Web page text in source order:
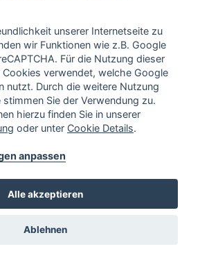
Cookie Einstellungen
unserer Internetseite zu
wir Funktionen wie z.B. Google
Für die Nutzung dieser
Cookies verwendet, welche Google
nutzt. Durch die weitere Nutzung
Sie der Verwendung zu.
hierzu finden Sie in unserer
oder unter Cookie Details.
anpassen
Alle akzeptieren
Ablehnen